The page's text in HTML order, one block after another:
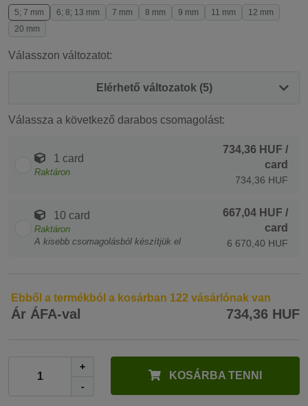
5; 7 mm 6; 8; 13 mm 7 mm 8 mm 9 mm 11 mm
12 mm
20 mm
Válasszon változatot:
Elérhető változatok (5)
Válassza a következő darabos csomagolást:
1 card
Raktáron
734,36 HUF /
card
734,36 HUF
10 card
Raktáron
A kisebb csomagolásból készítjük el
667,04 HUF /
card
6 670,40 HUF
Ebből a termékból a kosárban 122 vásárlónak van
Ár ÁFA-val 734,36 HUF
+
-
KOSÁRBA TENNI